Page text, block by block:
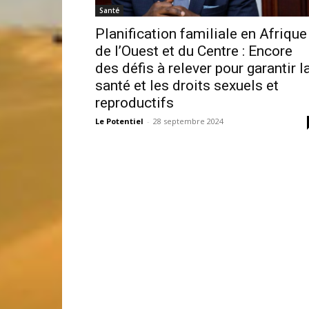
Santé
Planification familiale en Afrique
de l’Ouest et du Centre : Encore
des défis à relever pour garantir
santé et les droits sexuels et
reproductifs
Le Potentiel - 28 septembre 2024